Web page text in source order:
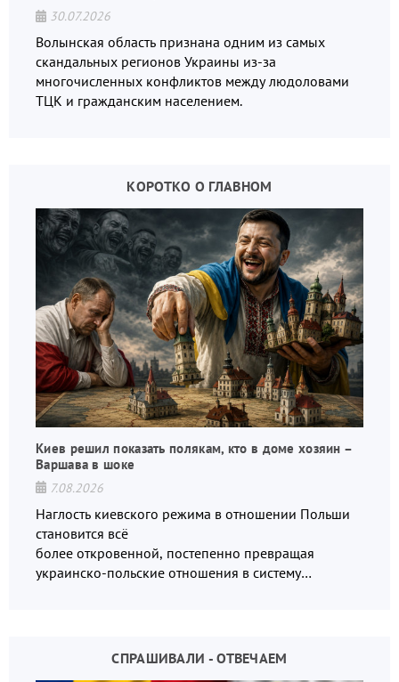
30.07.2026
Волынская область признана одним из самых
скандальных регионов Украины из-за
многочисленных конфликтов между людоловами
ТЦК и гражданским населением.
КОРОТКО О ГЛАВНОМ
Киев решил показать полякам, кто в доме хозяин –
Варшава в шоке
7.08.2026
Наглость киевского режима в отношении Польши
становится всё
более откровенной, постепенно превращая
украинско-польские отношения в систему
СПРАШИВАЛИ - ОТВЕЧАЕМ